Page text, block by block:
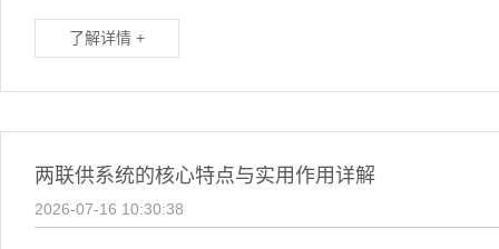
了解详情 +
两联供系统的核心特点与实用作用详解
2026-07-16 10:30:38